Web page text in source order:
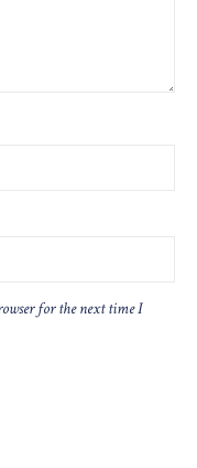
for the next time I